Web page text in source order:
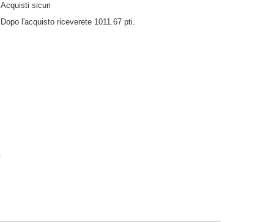
Acquisti sicuri
Dopo l'acquisto riceverete 1011.67 pti.